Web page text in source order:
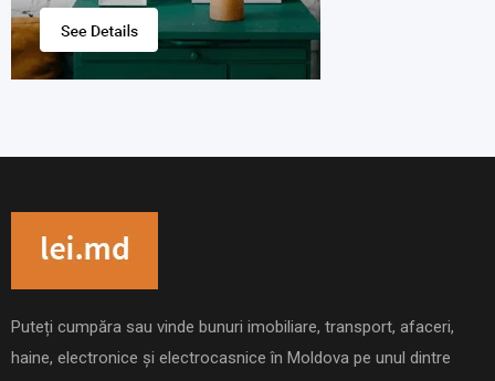
Puteți cumpăra sau vinde bunuri imobiliare, transport, afaceri,
haine, electronice și electrocasnice în Moldova pe unul dintre